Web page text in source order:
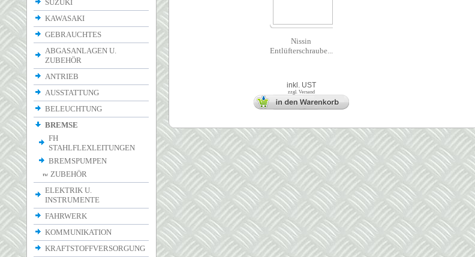
SUZUKI
KAWASAKI
GEBRAUCHTES
ABGASANLAGEN U.
ZUBEHÖR
ANTRIEB
AUSSTATTUNG
BELEUCHTUNG
BREMSE
FH
STAHLFLEXLEITUNGEN
BREMSPUMPEN
ZUBEHÖR
ELEKTRIK U.
INSTRUMENTE
FAHRWERK
KOMMUNIKATION
KRAFTSTOFFVERSORGUNG
Nissin
Entlüfterschraube...
inkl. UST
zzgl. Versand